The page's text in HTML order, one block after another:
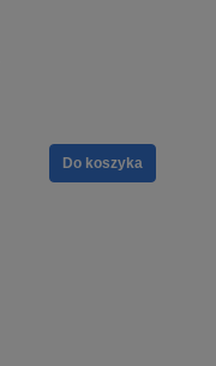
Do koszyka